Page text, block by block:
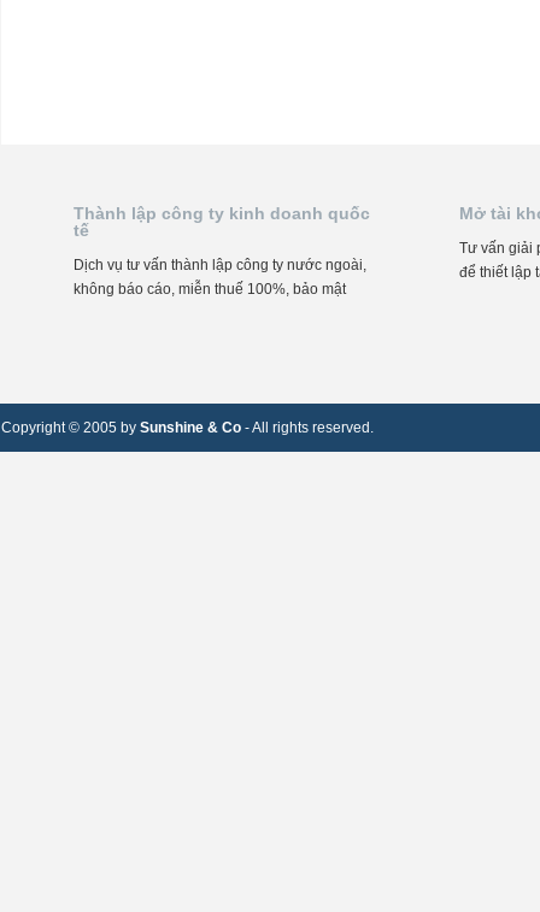
Thành lập công ty kinh doanh quốc
tế
Dịch vụ tư vấn thành lập công ty nước ngoài,
không báo cáo, miễn thuế 100%, bảo mật
Mở tài
Tư vấn giải
để thiết lập
Copyright © 2005 by Sunshine & Co - All rights reserved.